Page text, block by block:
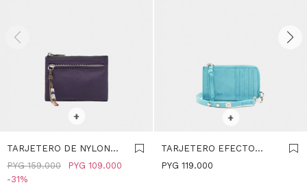
+
TARJETERO DE NYLON
ESTAMPADO ANIMAL -
VIOLETA
PYG 109.000
PYG 159.000
31
SELECCIONAR TALLE
+
TARJETERO EFECTO
CRAQUELADO - AZUL
PYG 119.000